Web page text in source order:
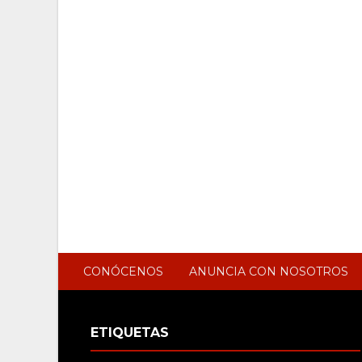
CONÓCENOS ANUNCIA CON NOSOTROS
ETIQUETAS